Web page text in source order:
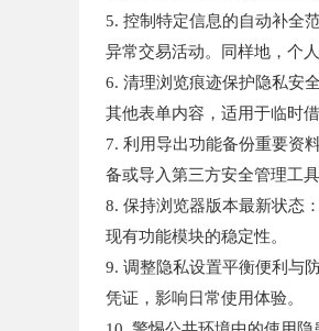
5. 控制特定信息的自动补全
异常交易活动。同样地，个
6. 清理浏览痕迹保护隐私安
其他表单内容，适用于临时
7. 利用导出功能备份重要资
备或导入第三方安全管理工
8. 保持浏览器版本最新状态
现有功能模块的稳定性。
9. 调整隐私设置平衡便利与
凭证，影响日常使用体验。